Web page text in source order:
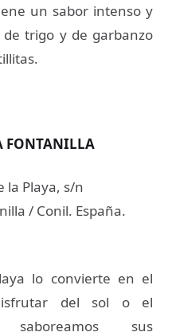
un sabor intenso y
trigo y de garbanzo
FONTANILLA
la Playa, s/n
/ Conil. España.
lo convierte en el
del sol o el
sus